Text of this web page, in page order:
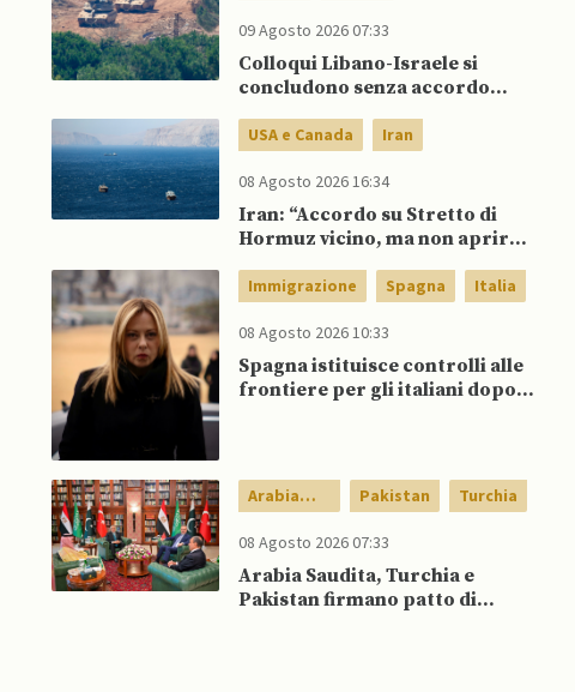
09 Agosto 2026 07:33
Colloqui Libano-Israele si
concludono senza accordo
USA e Canada Iran
08 Agosto 2026 16:34
Iran: “Accordo su Stretto di
Hormuz vicino, ma non aprirà il
Immigrazione Spagna Italia
08 Agosto 2026 10:33
Spagna istituisce controlli alle
frontiere per gli italiani dopo
Arabia
Saudita
Pakistan Turchia
08 Agosto 2026 07:33
Arabia Saudita, Turchia e
Pakistan firmano patto di